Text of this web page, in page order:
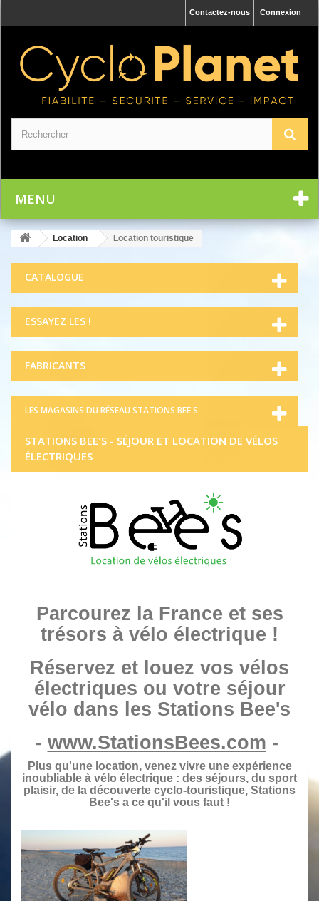
Connexion
Contactez-nous
MENU
Location Location touristique
CATALOGUE
ESSAYEZ LES !
FABRICANTS
LES MAGASINS DU RÉSEAU STATIONS BEE'S
STATIONS BEE'S - SÉJOUR ET LOCATION DE VÉLOS
ÉLECTRIQUES
Parcourez la France et ses
trésors à vélo électrique !
Réservez et louez vos vélos
électriques ou votre séjour
vélo dans les Stations Bee's
- www.StationsBees.com -
Plus qu'une location, venez vivre une expérience
inoubliable à vélo électrique : des séjours, du sport
plaisir, de la découverte cyclo-touristique, Stations
Bee's a ce qu'il vous faut !